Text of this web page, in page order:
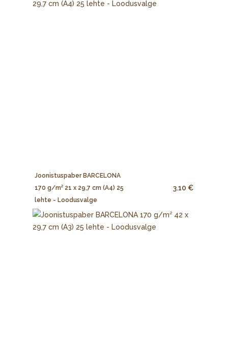
Joonistuspaber BARCELONA
170 g/m² 21 x 29,7 cm (A4) 25
lehte - Loodusvalge
3.10 €